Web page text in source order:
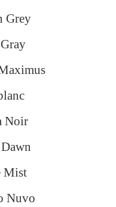
Grey
Noir
Mist
Nuvo